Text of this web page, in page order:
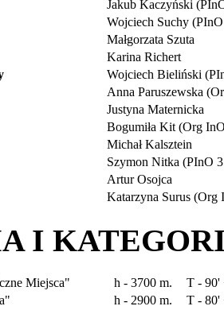
Jakub Kaczyński
Wojciech Suchy
Małgorzata Szuta
Karina Richert
Wojciech Bieliński
Anna Paruszewska
Justyna Maternicka
Bogumiła Kit (Org
Michał Kalsztein
Szymon Nitka (PInO
Artur Osojca
Katarzyna Surus (Org
I
Miejsca" h - 3700 m.
T - 90'
h - 2900 m.
T - 80'